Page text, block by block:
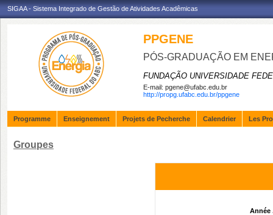
SIGAA - Sistema Integrado de Gestão de Atividades Acadêmicas
PPGENE
PÓS-GRADUAÇÃO EM
FUNDAÇÃO UNIVERSIDADE
E-mail: pgene@ufabc.edu.br
http://propg.ufabc.edu.br/ppgene
Programme Enseignement Projets de Pecherche Calendrier Les
Groupes
Année